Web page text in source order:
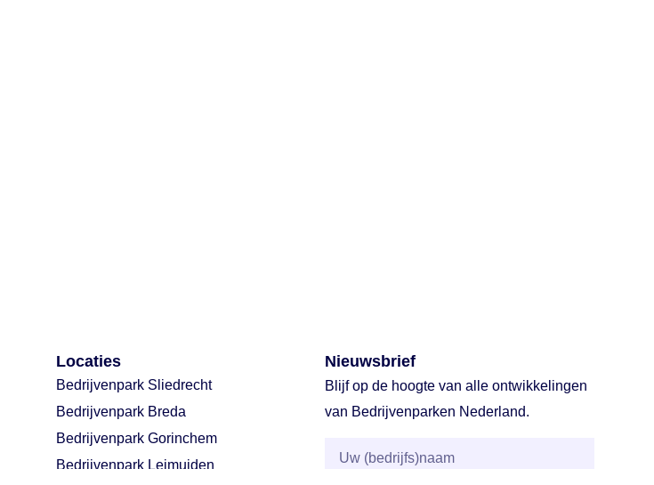
Locaties
Bedrijvenpark Sliedrecht
Bedrijvenpark Breda
Bedrijvenpark Gorinchem
Bedrijvenpark Leimuiden
Nieuwsbrief
Blijf op de hoogte van alle ontwikkelingen
van Bedrijvenparken Nederland.